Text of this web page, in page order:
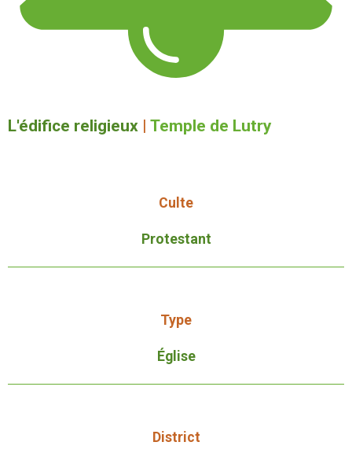
L'édifice religieux | Temple de Lutry
Culte
Protestant
Type
Église
District